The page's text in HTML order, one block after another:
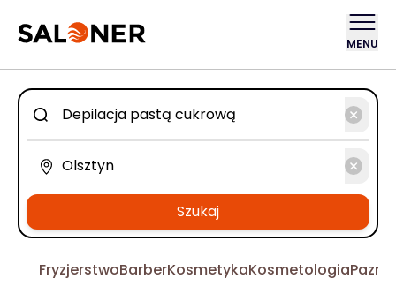
MENU
Szukaj
FryzjerstwoBarberKosmetykaKosmetologia